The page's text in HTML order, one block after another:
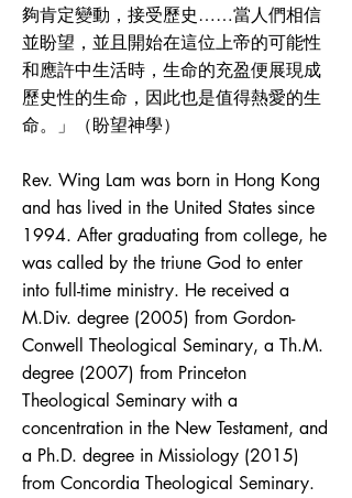
夠肯定變動，接受歷史……當人們相信
並盼望，並且開始在這位上帝的可能性
和應許中生活時，生命的充盈便展現成
歷史性的生命，因此也是值得熱愛的生
命。」（盼望神學）
Rev. Wing Lam was born in Hong Kong
and has lived in the United States since
1994. After graduating from college, he
was called by the triune God to enter
into full-time ministry. He received a
M.Div. degree (2005) from Gordon-
Conwell Theological Seminary, a Th.M.
degree (2007) from Princeton
Theological Seminary with a
concentration in the New Testament, and
a Ph.D. degree in Missiology (2015)
from Concordia Theological Seminary.